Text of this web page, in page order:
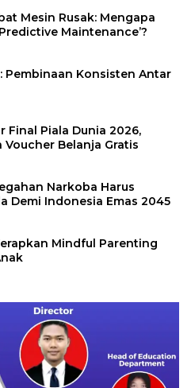
Mesin Rusak: Mengapa
Maintenance’?
Pembinaan Konsisten Antar
Final Piala Dunia 2026,
Belanja Gratis
Narkoba Harus
Demi Indonesia Emas 2045
Mindful Parenting